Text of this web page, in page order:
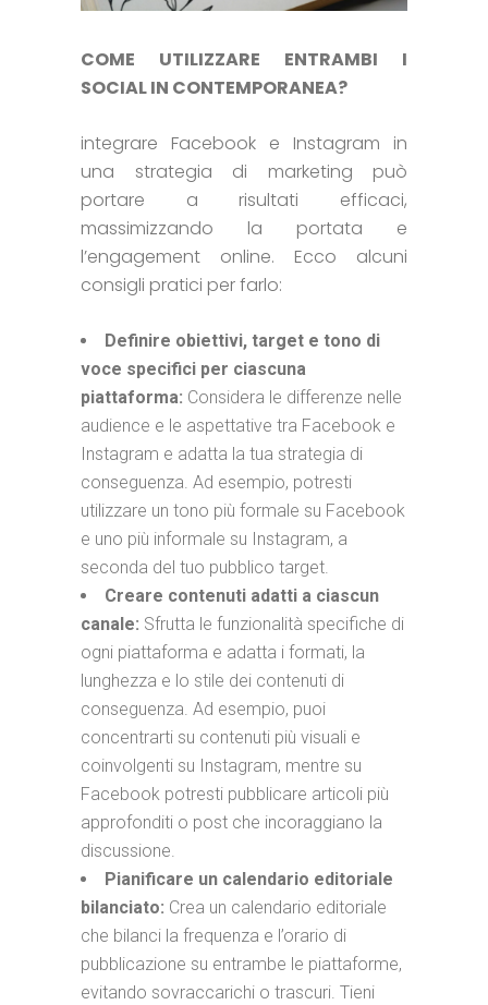
COME UTILIZZARE ENTRAMBI I
SOCIAL IN CONTEMPORANEA?
integrare Facebook e Instagram in
una strategia di marketing può
portare a risultati efficaci,
massimizzando la portata e
l’engagement online. Ecco alcuni
consigli pratici per farlo:
Definire obiettivi, target e tono di
voce specifici per ciascuna
piattaforma: Considera le differenze nelle
audience e le aspettative tra Facebook e
Instagram e adatta la tua strategia di
conseguenza. Ad esempio, potresti
utilizzare un tono più formale su Facebook
e uno più informale su Instagram, a
seconda del tuo pubblico target.
Creare contenuti adatti a ciascun
canale: Sfrutta le funzionalità specifiche di
ogni piattaforma e adatta i formati, la
lunghezza e lo stile dei contenuti di
conseguenza. Ad esempio, puoi
concentrarti su contenuti più visuali e
coinvolgenti su Instagram, mentre su
Facebook potresti pubblicare articoli più
approfonditi o post che incoraggiano la
discussione.
Pianificare un calendario editoriale
bilanciato: Crea un calendario editoriale
che bilanci la frequenza e l’orario di
pubblicazione su entrambe le piattaforme,
evitando sovraccarichi o trascuri. Tieni